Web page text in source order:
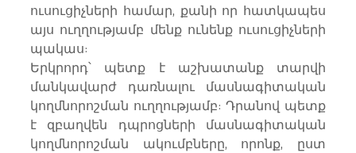
ուսուցիչների համար, քանի որ հատկապես
այս ուղղությամբ մենք ունենք ուսուցիչների
պակաս:
Երկրորդ՝ պետք է աշխատանք տարվի
մանկավարժ դառնալու մասնագիտական
կողմնորոշման ուղղությամբ: Դրանով պետք
է զբաղվեն դպրոցների մասնագիտական
կողմնորոշման ակումբները, որոնք, ըստ